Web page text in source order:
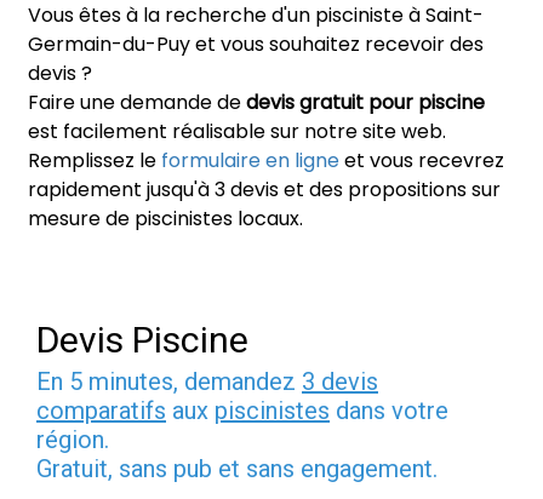
Vous êtes à la recherche d'un pisciniste à Saint-
Germain-du-Puy et vous souhaitez recevoir des
devis ?
Faire une demande dedevis gratuit pour piscine
est facilement réalisable sur notre site web.
Remplissez le formulaire en ligneet vous recevrez
rapidement jusqu'à 3 devis et des propositions sur
mesure de piscinistes locaux.
Devis Piscine
En 5 minutes, demandez 3 devis
comparatifs aux piscinistes dans votre
région.
Gratuit, sans pub et sans engagement.